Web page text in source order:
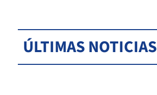
ÚLTIMAS NOTICIAS